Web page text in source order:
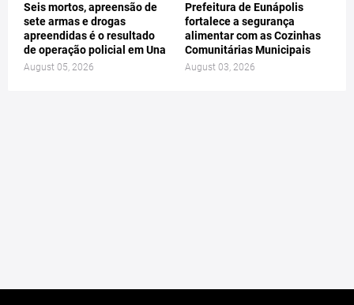
Seis mortos, apreensão de
sete armas e drogas
apreendidas é o resultado
de operação policial em Una
August 05, 2026
Prefeitura de Eunápolis
fortalece a segurança
alimentar com as Cozinhas
Comunitárias Municipais
August 03, 2026